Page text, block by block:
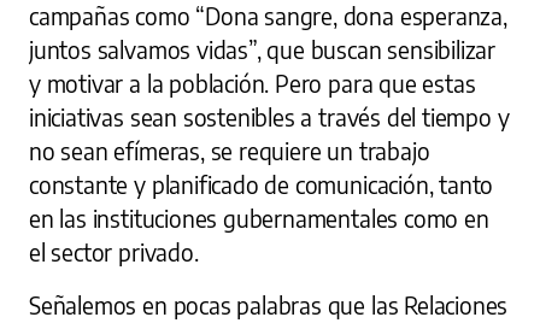
campañas como “Dona sangre, dona esperanza,
juntos salvamos vidas”, que buscan sensibilizar
y motivar a la población. Pero para que estas
iniciativas sean sostenibles a través del tiempo y
no sean efímeras, se requiere un trabajo
constante y planificado de comunicación, tanto
en las instituciones gubernamentales como en
el sector privado.
Señalemos en pocas palabras que las Relaciones